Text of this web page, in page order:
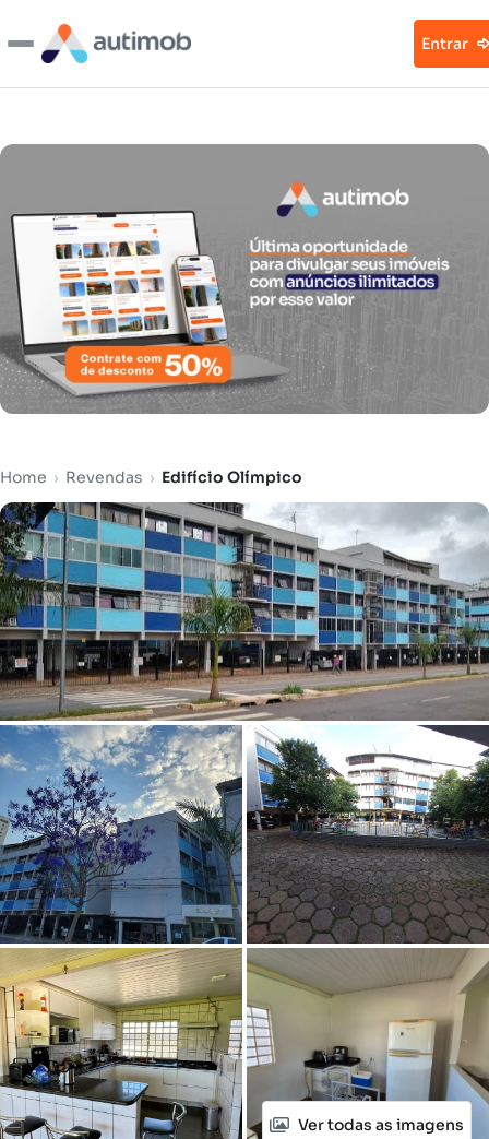
Entrar
Home › Revendas › Edifício Olímpico
Ver todas as imagens